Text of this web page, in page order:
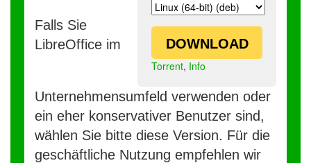
DOWNLOAD
Torrent, Info
Falls Sie
LibreOffice im
Unternehmensumfeld verwenden oder
ein eher konservativer Benutzer sind,
wählen Sie bitte diese Version. Für die
geschäftliche Nutzung empfehlen wir